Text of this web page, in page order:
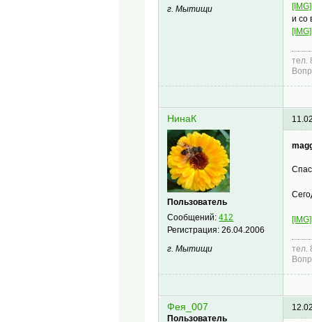
г. Мытищи
и со
тел.
НинаК
Пользователь
Сообщений:412
Регистрация:26.04.2006
г. Мытищи
тел.
Фея_007
Пользователь